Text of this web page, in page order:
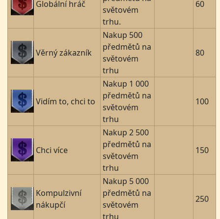
Globální hráč
světovém
trhu.
60
Věrný zákazník
Nakup 500
předmětů na
světovém
trhu
80
Vidím to, chci to
Nakup 1 000
předmětů na
světovém
trhu
100
Chci více
Nakup 2 500
předmětů na
světovém
trhu
150
Kompulzivní
nákupčí
Nakup 5 000
předmětů na
světovém
trhu
250